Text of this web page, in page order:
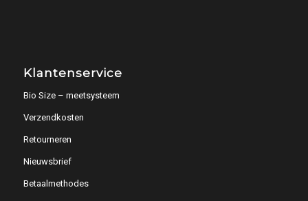
Klantenservice
Bio Size – meetsysteem
Verzendkosten
Retourneren
Nieuwsbrief
Betaalmethodes